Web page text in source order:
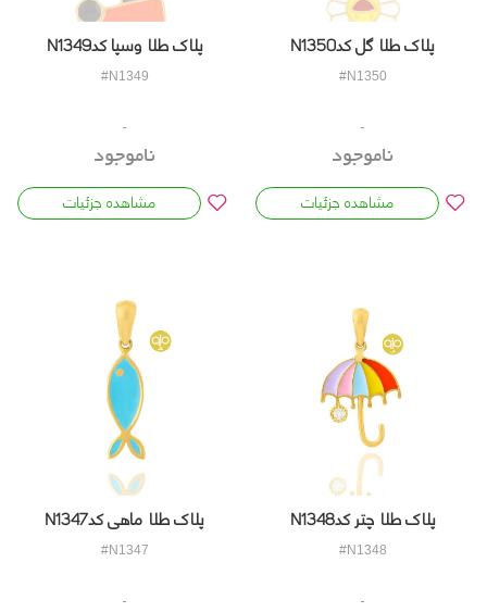
پلاک طلا گل کدN1350
#N1350
ناموجود
مشاهده جزئیات
پلاک طلا وسپا کدN1349
#N1349
ناموجود
مشاهده جزئیات
پلاک طلا چتر کدN1348
#N1348
پلاک طلا ماهی کدN1347
#N1347